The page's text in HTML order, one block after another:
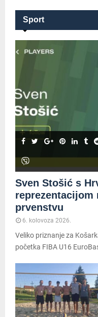
Sport
Sven Stošić s
reprezentacijom
prvenstvu
6. kolovoza 2026.
Veliko priznanje za
početka FIBA U16